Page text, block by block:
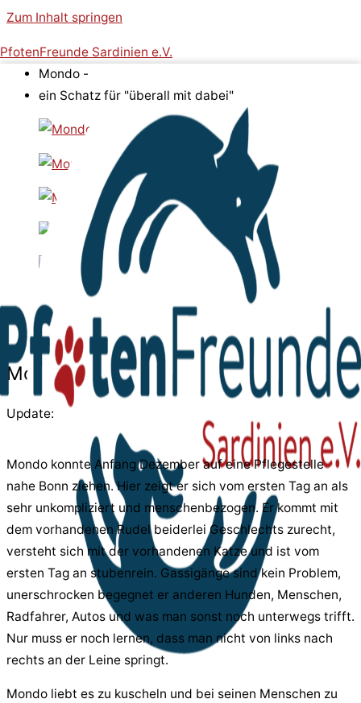
Zum Inhalt springen
PfotenFreunde Sardinien e.V.
Mondo -
ein Schatz für "überall mit dabei"
Mondo
Update:
Mondo konnte Anfang Dezember auf eine Pflegestelle
nahe Bonn ziehen. Hier zeigt er sich vom ersten Tag an als
sehr unkompliziert und menschenbezogen. Er kommt mit
dem vorhandenen Rudel beiderlei Geschlechts zurecht,
versteht sich mit der vorhandenen Katze und ist vom
ersten Tag an stubenrein. Gassigänge sind kein Problem,
unerschrocken begegnet er anderen Hunden, Menschen,
Radfahrer, Autos und was man sonst noch unterwegs trifft.
Nur muss er noch lernen, dass man nicht von links nach
rechts an der Leine springt.
Mondo liebt es zu kuscheln und bei seinen Menschen zu